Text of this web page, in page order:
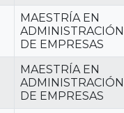
MAESTRÍA EN
ADMINISTRACIÓN
DE EMPRESAS
MAESTRÍA EN
ADMINISTRACIÓN
DE EMPRESAS